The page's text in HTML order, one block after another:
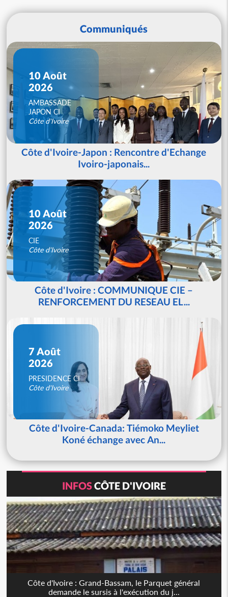
Communiqués
10 Août
2026
AMBASSADE
JAPON CI
Côte d'Ivoire
Côte d'Ivoire-Japon : Rencontre d'Echange
Ivoiro-japonais...
10 Août
2026
CIE
Côte d'Ivoire
Côte d'Ivoire : COMMUNIQUE CIE –
RENFORCEMENT DU RESEAU EL...
7 Août
2026
PRESIDENCE CI
Côte d'Ivoire
Côte d'Ivoire-Canada: Tiémoko Meyliet
Koné échange avec An...
INFOSCÔTE D'IVOIRE
Côte d'Ivoire : Grand-Bassam, le Parquet général
demande le sursis à l'exécution du j...